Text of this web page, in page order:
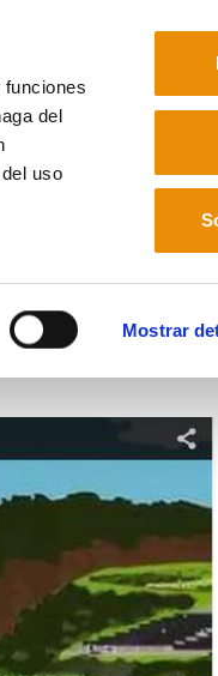
del
uso
Mostrar
transición